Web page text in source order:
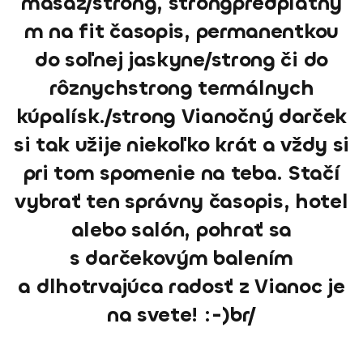
m na fit časopis, permanentkou
do soľnej jaskyne/strong či do
rôznychstrong termálnych
kúpalísk./strong Vianočný darček
si tak užije niekoľko krát a vždy si
pri tom spomenie na teba. Stačí
vybrať ten správny časopis, hotel
alebo salón, pohrať sa
s darčekovým balením
a dlhotrvajúca radosť z Vianoc je
na svete! :-)br/